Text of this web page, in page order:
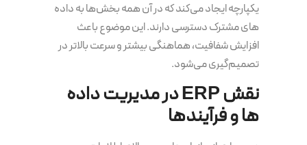
یکپارچه ایجاد می‌کند که در آن همه بخش‌ها به داده
های مشترک دسترسی دارند. این موضوع باعث
افزایش شفافیت، هماهنگی بیشتر و سرعت بالاتر در
تصمیم‌گیری می‌شود.
نقش ERP در مدیریت داده
ها و فرآیندها